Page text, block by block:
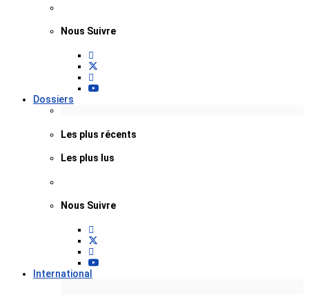
Nous Suivre
Dossiers
Les plus récents
Les plus lus
Nous Suivre
International